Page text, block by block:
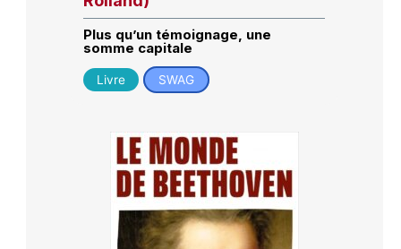
Plus qu’un témoignage, une
somme capitale
Livre SWAG